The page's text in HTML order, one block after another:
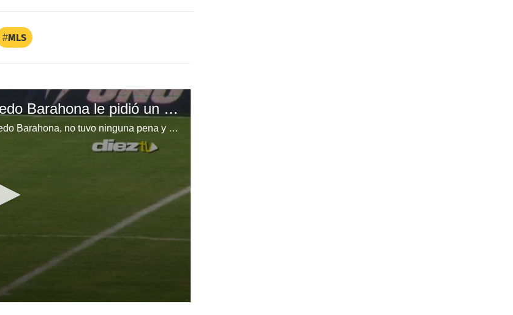
MLS
El momento en el que Wilfredo Barahona le pidió un autógrafo a Ronaldinho
El lateral derecho del Real España Wilfredo Barahona, no tuvo ninguna pena y confesó todo lo que conversó con el exjugador del Barcelona Ronaldinho dentro del terreno de juego